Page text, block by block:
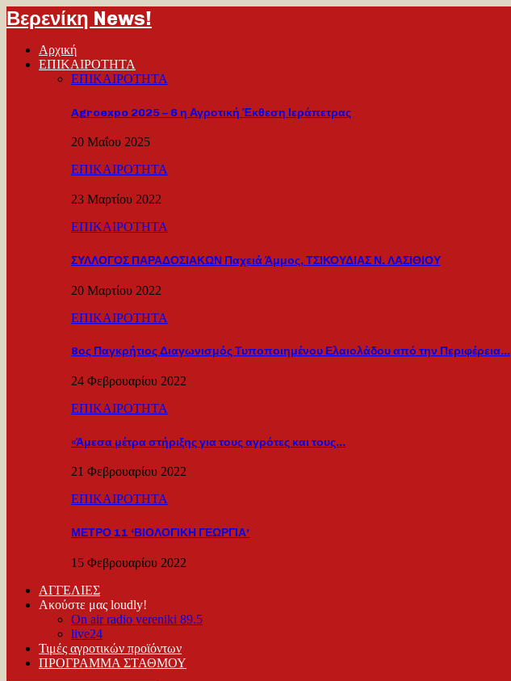
Βερενίκη News!
Αρχική
ΕΠΙΚΑΙΡΟΤΗΤΑ
ΕΠΙΚΑΙΡΟΤΗΤΑ
Agroexpo 2025 – 6 η Αγροτική Έκθεση Ιεράπετρας
20 Μαΐου 2025
ΕΠΙΚΑΙΡΟΤΗΤΑ
23 Μαρτίου 2022
ΕΠΙΚΑΙΡΟΤΗΤΑ
ΣΥΛΛΟΓΟΣ ΠΑΡΑΔΟΣΙΑΚΩΝ Παχειά Άμμος, ΤΣΙΚΟΥΔΙΑΣ Ν. ΛΑΣΙΘΙΟΥ
20 Μαρτίου 2022
ΕΠΙΚΑΙΡΟΤΗΤΑ
8ος Παγκρήτιος Διαγωνισμός Τυποποιημένου Ελαιολάδου από την Περιφέρεια…
24 Φεβρουαρίου 2022
ΕΠΙΚΑΙΡΟΤΗΤΑ
«Άμεσα μέτρα στήριξης για τους αγρότες και τους…
21 Φεβρουαρίου 2022
ΕΠΙΚΑΙΡΟΤΗΤΑ
ΜΕΤΡΟ 11 ‘ΒΙΟΛΟΓΙΚΗ ΓΕΩΡΓΙΑ’
15 Φεβρουαρίου 2022
ΑΓΓΕΛΙΕΣ
Ακούστε μας loudly!
On air radio vereniki 89.5
live24
Τιμές αγροτικών προϊόντων
ΠΡΟΓΡΑΜΜΑ ΣΤΑΘΜΟΥ